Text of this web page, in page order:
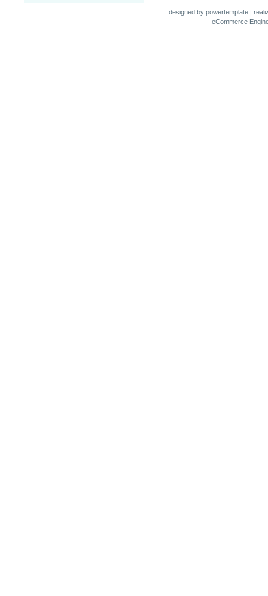
designed by powertemplate|
eCommerce